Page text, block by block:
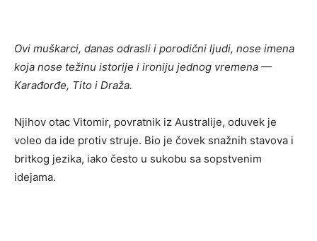
Ovi muškarci, danas odrasli i porodični ljudi, nose imena
koja nose težinu istorije i ironiju jednog vremena —
Karađorđe, Tito i Draža.
Njihov otac Vitomir, povratnik iz Australije, oduvek je
voleo da ide protiv struje. Bio je čovek snažnih stavova i
britkog jezika, iako često u sukobu sa sopstvenim
idejama.